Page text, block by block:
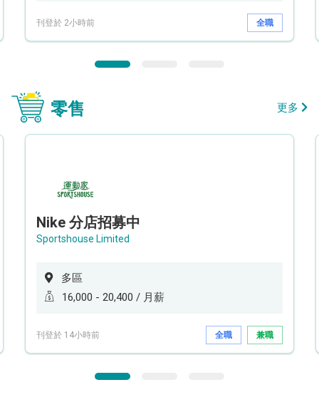
刊登於 2小時前 全職
零售 更多
Nike 分店招募中
Sportshouse Limited
多區
16,000 - 20,400 / 月薪
刊登於 14小時前 全職 兼職